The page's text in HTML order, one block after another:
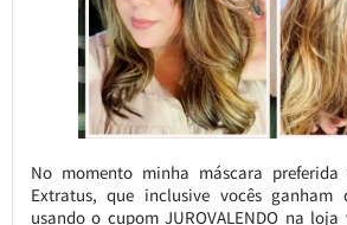
No momento minha máscara
Extratus, que inclusive vocês ganham
usando o cupom JUROVALENDO na